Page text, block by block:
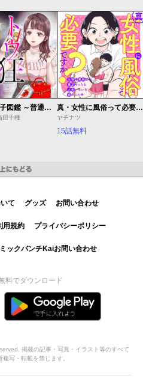
トウ狂女子図鑑 ～普通じゃ足りない私たち～
田千種
真・女性に風俗って必要ですか？～女性用風俗店の裏方やったら人生いろいろ変わった件～
ヤチナツ
15話無料
て グッズ お問い合わせ
用規約 プライバシーポリシー
ックバンチKaiお問い合わせ
料でダウンロード
掲載の記事・写真・イラスト等のすべて
写・転載を禁じます。